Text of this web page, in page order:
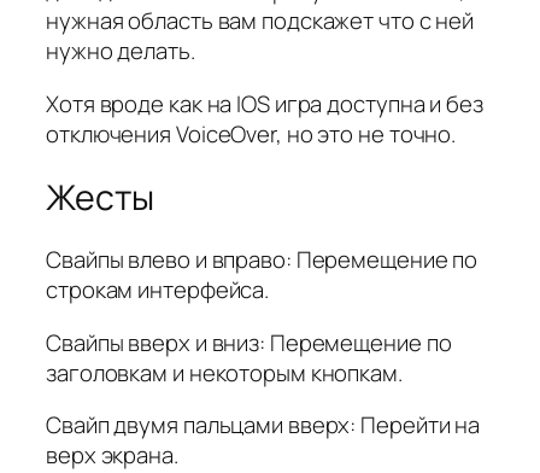
нужная область вам подскажет что с ней
нужно делать.
Хотя вроде как на IOS игра доступна и без
отключения VoiceOver, но это не точно.
Жесты
Свайпы влево и вправо: Перемещение по
строкам интерфейса.
Свайпы вверх и вниз: Перемещение по
заголовкам и некоторым кнопкам.
Свайп двумя пальцами вверх: Перейти на
верх экрана.